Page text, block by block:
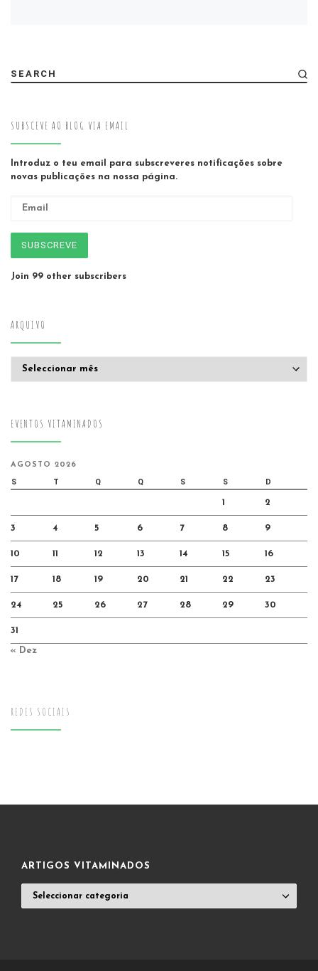
SEARCH
SUBSCEVE AO BLOG VIA EMAIL
Introduz o teu email para subscreveres notificações sobre
novas publicações na nossa página.
SUBSCREVE
Join 99 other subscribers
ARQUIVO
EVENTOS VITAMINADOS
AGOSTO 2026
S T Q Q S S D
1 2
3 4 5 6 7 8 9
10 11 12 13 14 15 16
17 18 19 20 21 22 23
24 25 26 27 28 29 30
31
« Dez
REDES SOCIAIS
ARTIGOS VITAMINADOS
VITAMINADOS